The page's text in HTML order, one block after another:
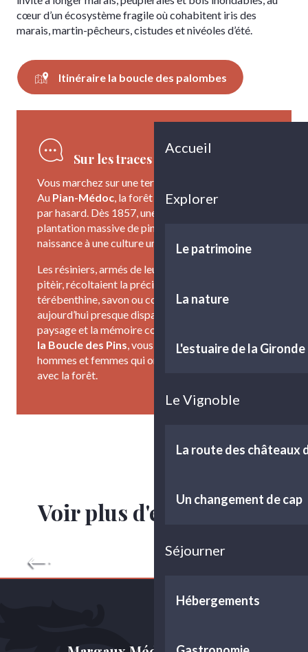
Accueil
Explorer
Le patrimoine
La nature
L'estuaire de la Gironde
Le Vignoble
La route des châteaux
Un changement de cap
Séjourner
Hébergements
cœur d’un écosystème fragile où cohabitent iris des
marais, martin-pêcheurs, cistudes et nivéoles d’été.
Itinéraire la boucle des palombes
Sur les traces du gemmage
Vous marchez sur une terre façonnée par l’homme.
Au Pian-Médoc, la forêt ne s’est pas développée
par hasard. Dès 1857, une loi impériale a imposé la
plantation massive de pins maritimes, donnant
naissance à une culture unique : le
gemmage.
Les résiniers, armés de leur hapchòt et de leur
pitèir, récoltaient la précieuse sève pour en faire
térébenthine, savon ou colophane. Ce métier,
aujourd’hui presque disparu, reste inscrit dans le
paysage et la mémoire collective. En parcourant
la Boucle des Pins, vous suivez les traces de ces
hommes et femmes qui ont vécu en symbiose
avec la forêt.
Voir plus d'expériences
Espace Presse